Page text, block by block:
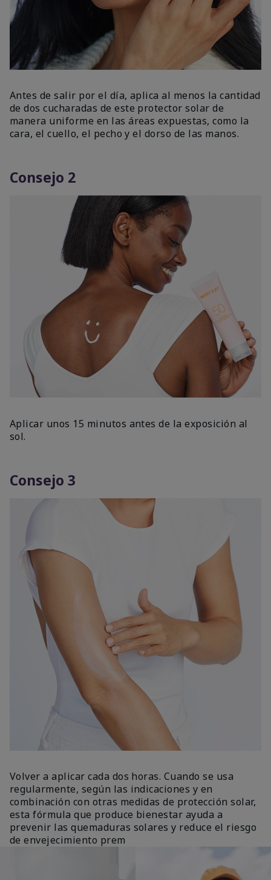
Antes de salir por el día, aplica al menos la cantidad
de dos cucharadas de este protector solar de
manera uniforme en las áreas expuestas, como la
cara, el cuello, el pecho y el dorso de las manos.
Consejo 2
Aplicar unos 15 minutos antes de la exposición al
sol.
Consejo 3
Volver a aplicar cada dos horas. Cuando se usa
regularmente, según las indicaciones y en
combinación con otras medidas de protección solar,
esta fórmula que produce bienestar ayuda a
prevenir las quemaduras solares y reduce el riesgo
de envejecimiento prem